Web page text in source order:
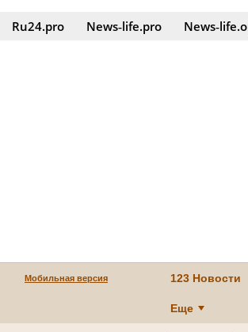
Ru24.pro News‑life.pro
Мобильная версия 123 Новости
Еще